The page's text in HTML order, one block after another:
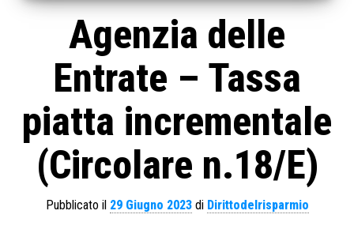
Agenzia delle
Entrate – Tassa
piatta incrementale
(Circolare n.18/E)
Pubblicato il 29 Giugno 2023di Dirittodelrisparmio